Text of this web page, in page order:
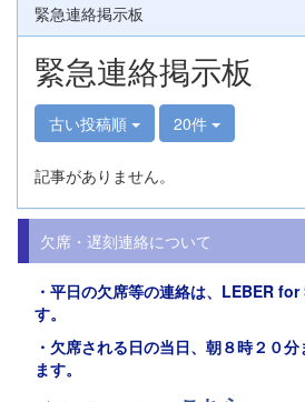
緊急連絡掲示板
緊急連絡掲示板
古い投稿順 20件
記事がありません。
欠席・遅刻連絡について
・平日の欠席等の連絡は、 LEBER
す。
・欠席される日の当日、朝８時２０
ます。